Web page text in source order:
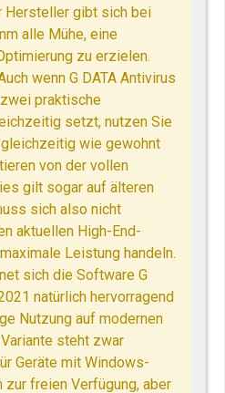
Hersteller gibt sich bei
alle Mühe, eine
zu erzielen.
wenn G DATA Antivirus
praktische
setzt, nutzen Sie
wie gewohnt
von der vollen
gilt sogar auf älteren
sich also nicht
aktuellen High-End-
Leistung handeln.
sich die Software G
natürlich hervorragend
Nutzung auf modernen
steht zwar
Geräte mit Windows-
freien Verfügung, aber